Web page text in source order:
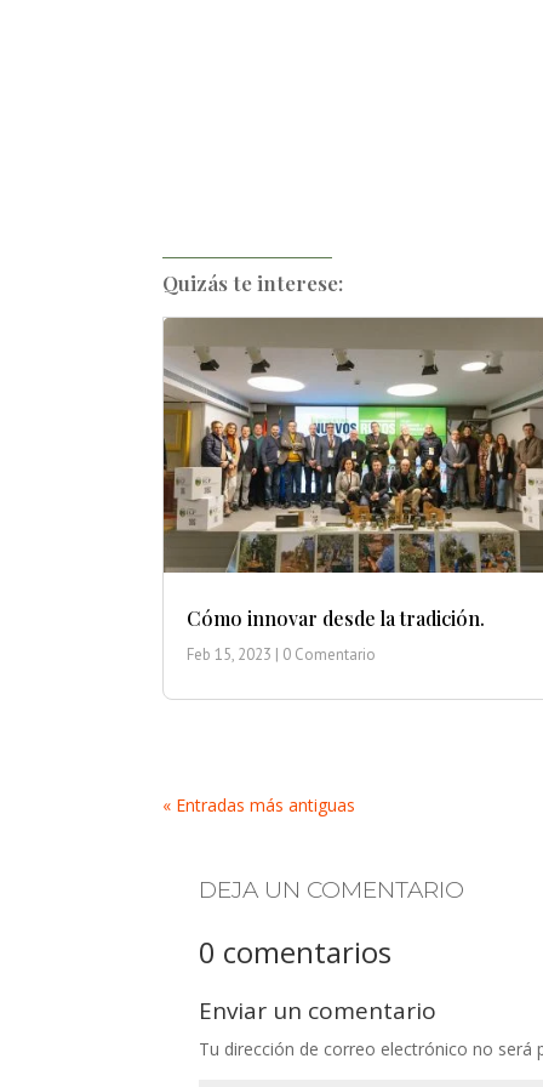
Quizás te interese:
Cómo innovar desde la tradición.
Feb 15, 2023 | 0 Comentario
« Entradas más antiguas
DEJA UN COMENTARIO
0 comentarios
Enviar un comentario
Tu dirección de correo electrónico no será